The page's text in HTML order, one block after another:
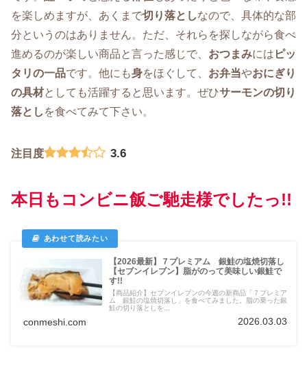
を楽しめますが、あくまで切り落としなので、具体的な部
分というのはありません。ただ、それらを探しながら食べ
進めるのが楽しい商品と言った感じで、 おつまみには ピッ
タリの一品です。他にも身をほぐして、 お弁当やおにぎり
の具材としても活躍すると思います。ぜひサーモンの切り
落とし を食べてみて下さい。
注目度 3.6
本日もコンビニ飯ご馳走様でしたっ!!
【2026最新】７プレミアム 銀鮭の塩焼切落し
【セブンイレブン】脂がのって美味しい銀鮭で
す!!
【商品紹介】セブンイレブンの今週の新商品「７プレミア
ム 銀鮭の塩焼切落し」を食べてみました。脂の乗った銀
鮭の切り落としを...
conmeshi.com 2026.03.03